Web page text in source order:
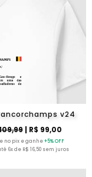
v24
| R$ 99,00
no pix e ganhe+5% OFF
6x de R$ 16,50 sem juros